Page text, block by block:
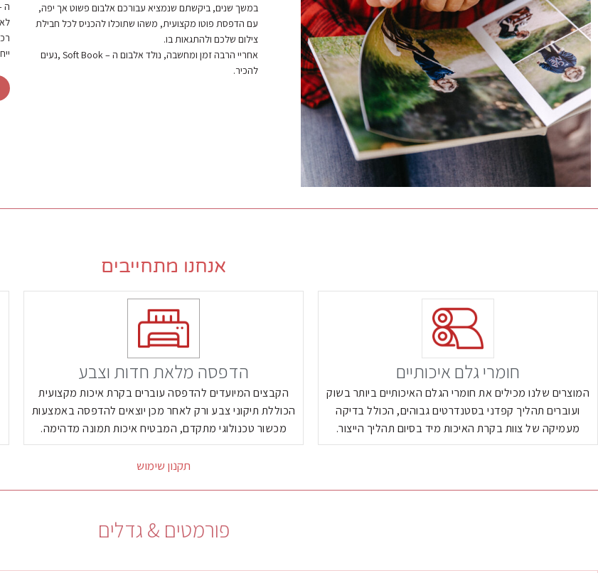
במשך שנים, ביקשתם שנמציא עבורכם אלבום פשוט אך יפה,
עם הדפסת פוטו מקצועית, משהו שתוכלו להכניס לכל חבילת
צילום שלכם ולהתגאות בו.
אחריי הרבה זמן ומחשבה, נולד אלבום ה – Soft Book ,נעים
להכיר.
אנחנו מתחייבים
חומרי גלם איכותיים
המוצרים שלנו מכילים את חומרי הגלם האיכותיים ביותר בשוק
ועוברים תהליך קפדני בסטנדרטים גבוהים, הכולל בדיקה
מעמיקה של צוות בקרת האיכות מיד בסיום תהליך הייצור.
הדפסה מלאת חדות וצבע
הקבצים המיועדים להדפסה עוברים בקרת איכות מקצועית
הכוללת תיקוני צבע ורק לאחר מכן יוצאים להדפסה באמצעות
מכשור טכנולוגי מתקדם, המבטיח איכות תמונה מדהימה.
תקנון שימוש
פורמטים & גדלים